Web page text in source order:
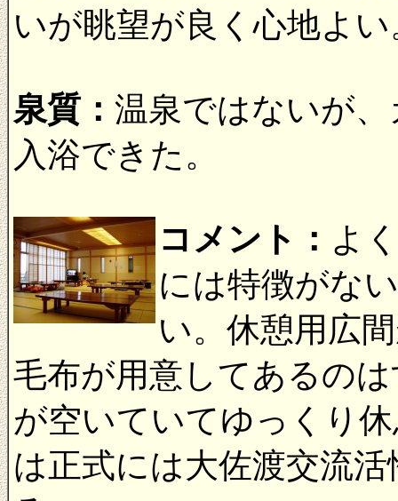
いが眺望が良く心地よい
泉質： 温泉ではないが
入浴できた。
コメント： よ
には特徴がな
い。休憩用広
毛布が用意してあるの
が空いていてゆっくり
は正式には大佐渡交流